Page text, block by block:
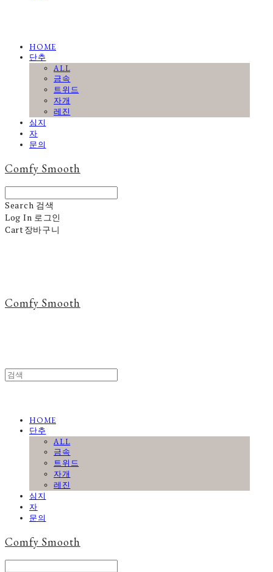
HOME
단추
ALL
금속
트위드
자개
레진
심지
자
문의
Comfy Smooth
Search 검색
Log In 로그인
Cart장바구니
Comfy Smooth
HOME
단추
ALL
금속
트위드
자개
레진
심지
자
문의
Comfy Smooth